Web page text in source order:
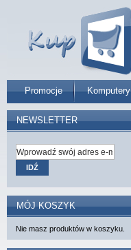
Promocje Komputery
NEWSLETTER
IDŹ
MÓJ KOSZYK
Nie masz produktów w koszyku.